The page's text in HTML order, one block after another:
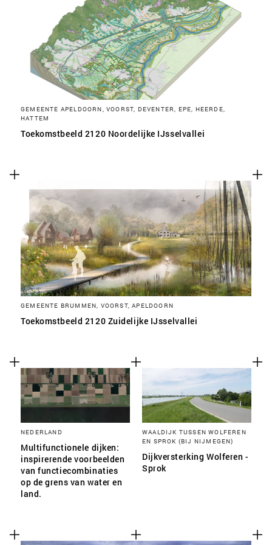
GEMEENTE APELDOORN, VOORST, DEVENTER, EPE, HEERDE,
HATTEM
Toekomstbeeld 2120 Noordelijke IJsselvallei
GEMEENTE BRUMMEN, VOORST, APELDOORN
Toekomstbeeld 2120 Zuidelijke IJsselvallei
NEDERLAND
Multifunctionele dijken:
inspirerende voorbeelden
van functiecombinaties
op de grens van water en
land.
WAALDIJK TUSSEN WOLFEREN
EN SPROK (BIJ NIJMEGEN)
Dijkversterking Wolferen -
Sprok
SLA VOORKEUREN OP